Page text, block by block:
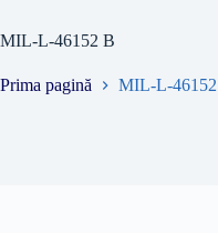
MIL-L-46152 B
Prima pagină MIL-L-